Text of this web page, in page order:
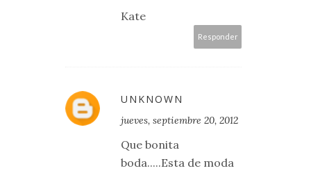
Kate
Responder
UNKNOWN
jueves, septiembre 20, 2012
Que bonita
boda.....Esta de moda